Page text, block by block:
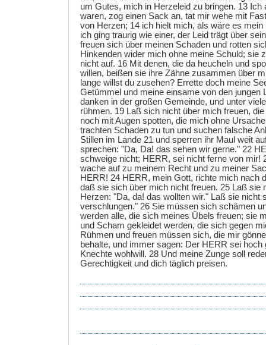
um Gutes, mich in Herzeleid zu bringen. 13 Ich
waren, zog einen Sack an, tat mir wehe mit
von Herzen; 14 ich hielt mich, als wäre es mein
ich ging traurig wie einer, der Leid trägt über
freuen sich über meinen Schaden und rotten
Hinkenden wider mich ohne meine Schuld; sie
nicht auf. 16 Mit denen, die da heucheln und
willen, beißen sie ihre Zähne zusammen über
lange willst du zusehen? Errette doch meine
Getümmel und meine einsame von den jungen
danken in der großen Gemeinde, und unter
rühmen. 19 Laß sich nicht über mich freuen,
noch mit Augen spotten, die mich ohne
trachten Schaden zu tun und suchen falsche
Stillen im Lande 21 und sperren ihr Maul weit
sprechen: "Da, Da! das sehen wir gerne." 22
schweige nicht; HERR, sei nicht ferne von mir!
wache auf zu meinem Recht und zu meiner
HERR! 24 HERR, mein Gott, richte mich nach
daß sie sich über mich nicht freuen. 25 Laß sie
Herzen: "Da, da! das wollten wir." Laß sie nicht
verschlungen." 26 Sie müssen sich schämen
werden alle, die sich meines Übels freuen; sie
und Scham gekleidet werden, die sich gegen
Rühmen und freuen müssen sich, die mir
behalte, und immer sagen: Der HERR sei hoch
Knechte wohlwill. 28 Und meine Zunge soll
Gerechtigkeit und dich täglich preisen.